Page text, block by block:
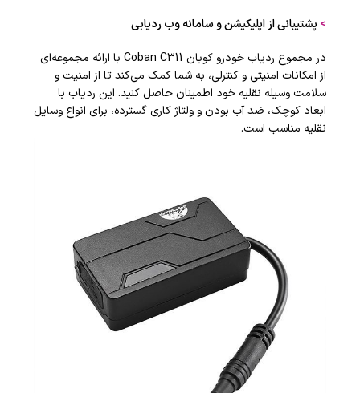
> پشتیبانی از اپلیکیشن و سامانه وب ردیابی
در مجموع ردیاب خودرو کوبان Coban C311 با ارائه مجموعه‌ای
از امکانات امنیتی و کنترلی، به شما کمک می‌کند تا از امنیت و
سلامت وسیله نقلیه خود اطمینان حاصل کنید. این ردیاب با
ابعاد کوچک، ضد آب بودن و ولتاژ کاری گسترده، برای انواع وسایل
نقلیه مناسب است.